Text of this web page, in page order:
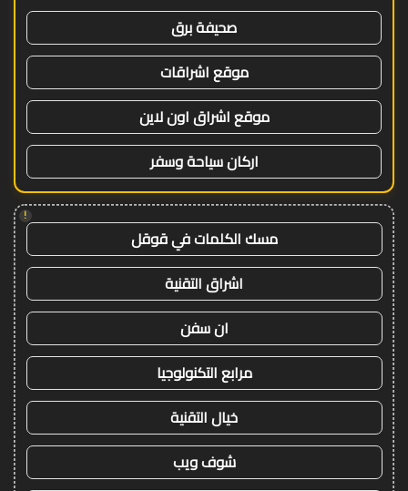
صحيفة برق
موقع اشراقات
موقع اشراق اون لاين
اركان سياحة وسفر
!
مسك الكلمات في قوقل
اشراق التقنية
ان سفن
مرابع التكنولوجيا
خيال التقنية
شوف ويب